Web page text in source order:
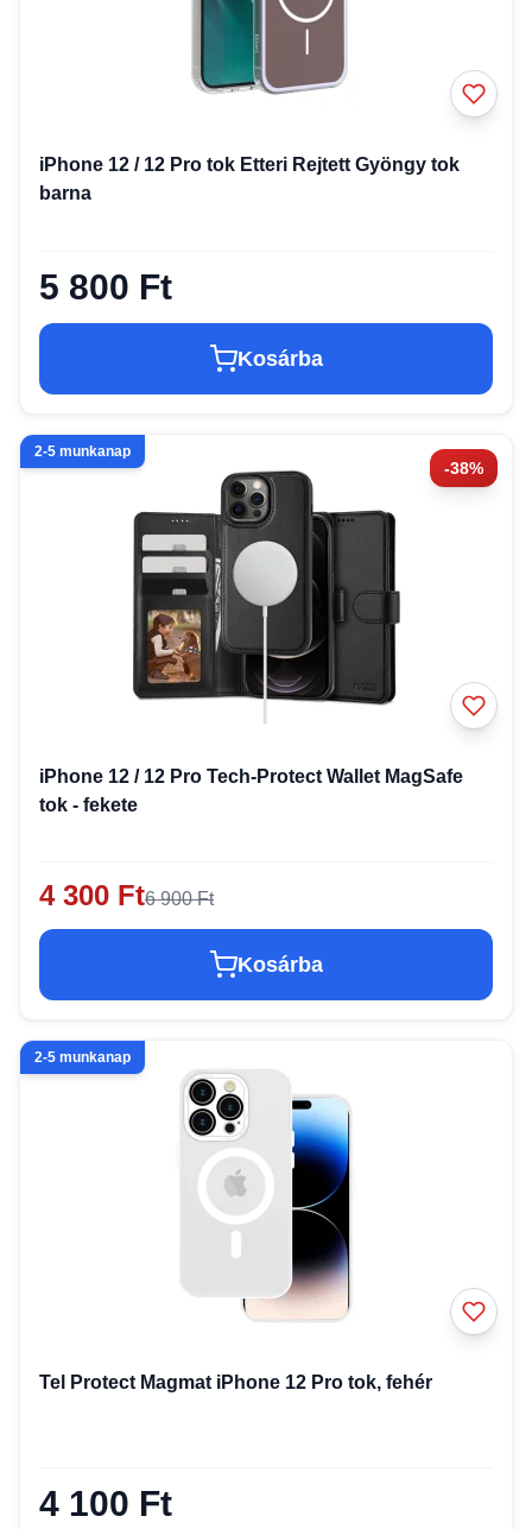
iPhone 12 / 12 Pro tok Etteri Rejtett Gyöngy tok
barna
5 800 Ft
Kosárba
-38%
2-5 munkanap
iPhone 12 / 12 Pro Tech-Protect Wallet MagSafe
tok - fekete
4 300 Ft6 900 Ft
Kosárba
2-5 munkanap
Tel Protect Magmat iPhone 12 Pro tok, fehér
4 100 Ft